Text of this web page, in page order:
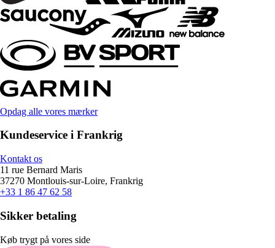
Opdag alle vores mærker
Kundeservice i Frankrig
Kontakt os
11 rue Bernard Maris
37270 Montlouis-sur-Loire, Frankrig
+33 1 86 47 62 58
Sikker betaling
Køb trygt på vores side